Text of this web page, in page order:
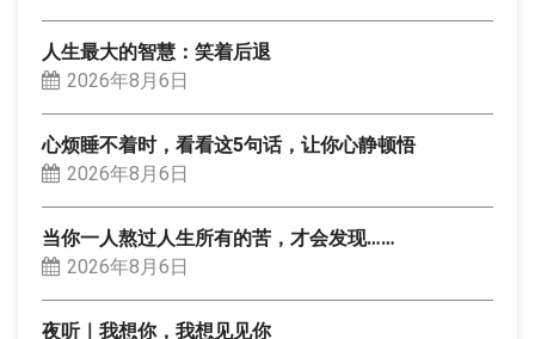
人生最大的智慧：笑着后退
2026年8月6日
心烦睡不着时，看看这5句话，让你心静顿悟
2026年8月6日
当你一人熬过人生所有的苦，才会发现……
2026年8月6日
夜听｜我想你，我想见见你